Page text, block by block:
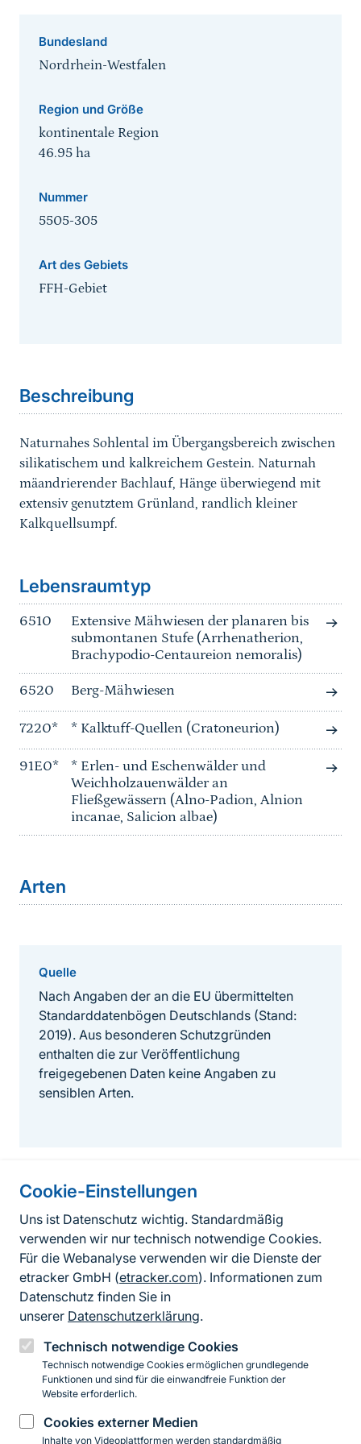
Cookie-Einstellungen
Uns ist Datenschutz wichtig. Standardmäßig
verwenden wir nur technisch notwendige Cookies.
Für die Webanalyse verwenden wir die Dienste der
etracker GmbH (etracker.com). Informationen zum
Datenschutz finden Sie in
unserer Datenschutzerklärung.
Technisch notwendige Cookies
Technisch notwendige Cookies ermöglichen grundlegende
Funktionen und sind für die einwandfreie Funktion der
Website erforderlich.
Cookies externer Medien
Inhalte von Videoplattformen werden standardmäßig
Bundesland
Nordrhein-Westfalen
Region und Größe
kontinentale Region
46.95 ha
Nummer
5505-305
Art des Gebiets
FFH-Gebiet
Beschreibung
Naturnahes Sohlental im Übergangsbereich zwischen
silikatischem und kalkreichem Gestein. Naturnah
mäandrierender Bachlauf, Hänge überwiegend mit
extensiv genutztem Grünland, randlich kleiner
Kalkquellsumpf.
Lebensraumtyp
6510
Extensive Mähwiesen der planaren bis
submontanen Stufe (Arrhenatherion,
Brachypodio-Centaureion nemoralis)
6520 Berg-Mähwiesen
7220* * Kalktuff-Quellen (Cratoneurion)
91E0*
* Erlen- und Eschenwälder und
Weichholzauenwälder an
Fließgewässern (Alno-Padion, Alnion
incanae, Salicion albae)
Arten
Quelle
Nach Angaben der an die EU übermittelten
Standarddatenbögen Deutschlands (Stand:
2019). Aus besonderen Schutzgründen
enthalten die zur Veröffentlichung
freigegebenen Daten keine Angaben zu
sensiblen Arten.
Informationen zur Seite
FußzeileKontakt zum BfN
Kontaktformular
Erklärung zur Barrierefreiheit
Impressum
Datenschutz
InstagramFacebookYouTubeLinkedIn